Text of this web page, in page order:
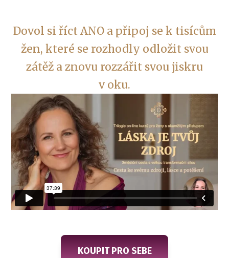
Dovol si říct ANO a připoj se k tisícům
žen, které se rozhodly odložit svou
zátěž a znovu rozzářit svou jiskru
v oku.
KOUPIT PRO SEBE